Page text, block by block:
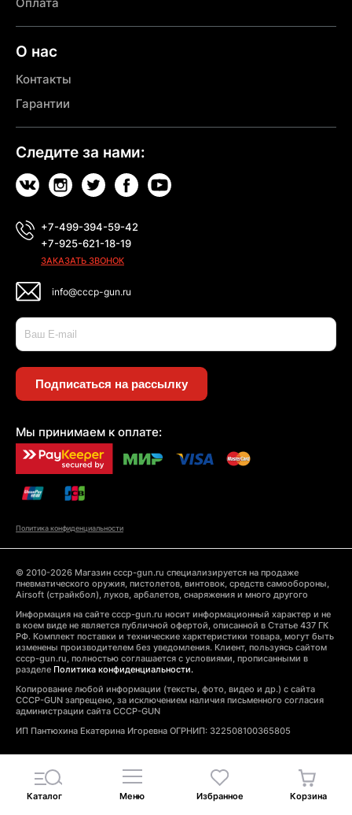
О нас
Контакты
Гарантии
Следите за нами:
+7-499-394-59-42
+7-925-621-18-19
ЗАКАЗАТЬ ЗВОНОК
info@cccp-gun.ru
Подписаться на рассылку
Мы принимаем к оплате:
Политика конфиденциальности
© 2010-2026 Магазин cccp-gun.ru специализируется на продаже
пневматического оружия, пистолетов, винтовок, средств самообороны,
Airsoft (страйкбол), луков, арбалетов, снаряжения и много другого
Информация на сайте cccp-gun.ru носит информационный характер и не
в коем виде не является публичной офертой, описанной в Статье 437 ГК
РФ. Комплект поставки и технические харктеристики товара, могут быть
изменены производителем без уведомления. Клиент, пользуясь сайтом
cccp-gun.ru, полностью соглашается с условиями, прописанными в
разделе Политика конфиденциальности.
Копирование любой информации (тексты, фото, видео и др.) с сайта
CCCP-GUN запрещено, за исключением наличия письменного согласия
администрации сайта CCCP-GUN
ИП Пантюхина Екатерина Игоревна ОГРНИП: 322508100365805
Каталог Меню Избранное Корзина